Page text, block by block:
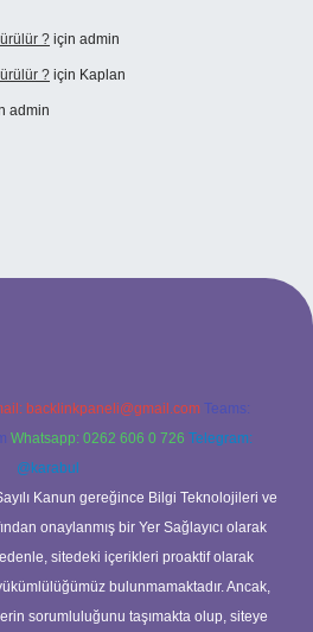
? için admin
? için Kaplan
admin
backlinkpaneli@gmail.com Teams:
Whatsapp: 0262 606 0 726 Telegram:
@karabul
Kanun gereğince Bilgi Teknolojileri ve
onaylanmış bir Yer Sağlayıcı olarak
sitedeki içerikleri proaktif olarak
bulunmamaktadır. Ancak,
sorumluluğunu taşımakta olup, siteye